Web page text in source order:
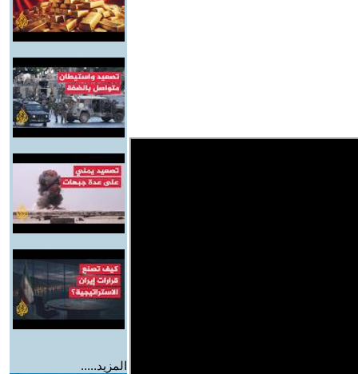
المزيد.....